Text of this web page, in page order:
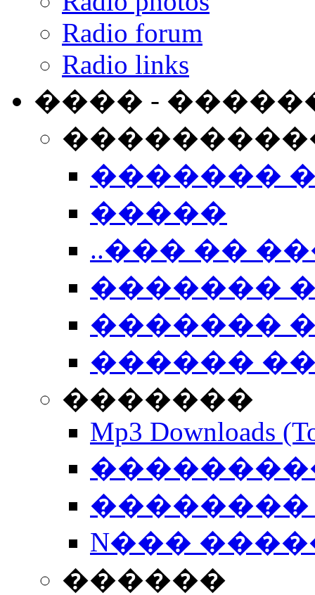
Radio forum
Radio links
���� -
�������
�����
..��� ��
�������
�������
������
�������
Mp3 Downloads
��������
N���
������